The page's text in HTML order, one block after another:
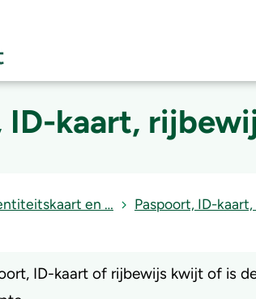
ID-kaart,
en … Paspoort, ID-
ID-kaart of rijbewijs kwijt of is